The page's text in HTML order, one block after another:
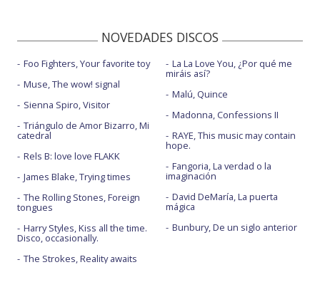
NOVEDADES DISCOS
Foo Fighters, Your favorite toy
Muse, The wow! signal
Sienna Spiro, Visitor
Triángulo de Amor Bizarro, Mi
catedral
Rels B: love love FLAKK
James Blake, Trying times
The Rolling Stones, Foreign
tongues
Harry Styles, Kiss all the time.
Disco, occasionally.
The Strokes, Reality awaits
La La Love You, ¿Por qué me
miráis así?
Malú, Quince
Madonna, Confessions II
RAYE, This music may contain
hope.
Fangoria, La verdad o la
imaginación
David DeMaría, La puerta
mágica
Bunbury, De un siglo anterior